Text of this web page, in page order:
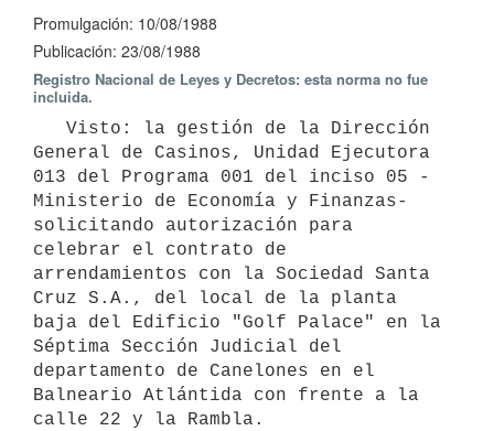
Promulgación: 10/08/1988
Publicación: 23/08/1988
Registro Nacional de Leyes y Decretos: esta norma no fue
incluida.
General de Casinos, Unidad Ejecutora
013 del Programa 001 del inciso 05 -
Ministerio de Economía y Finanzas-
solicitando autorización para
celebrar el contrato de
arrendamientos con la Sociedad Santa
Cruz S.A., del local de la planta
baja del Edificio "Golf Palace" en la
Séptima Sección Judicial del
departamento de Canelones en el
Balneario Atlántida con frente a la
calle 22 y la Rambla.